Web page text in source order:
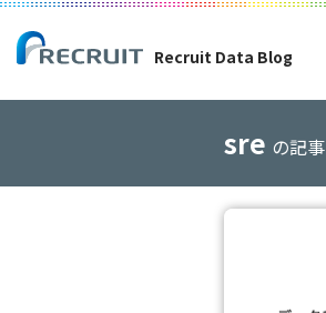
Recruit Data Blog
sre の記事